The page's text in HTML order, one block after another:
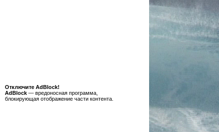
Отключите AdBlock!
AdBlock — вредоносная программа,
блокирующая отображение части контента.